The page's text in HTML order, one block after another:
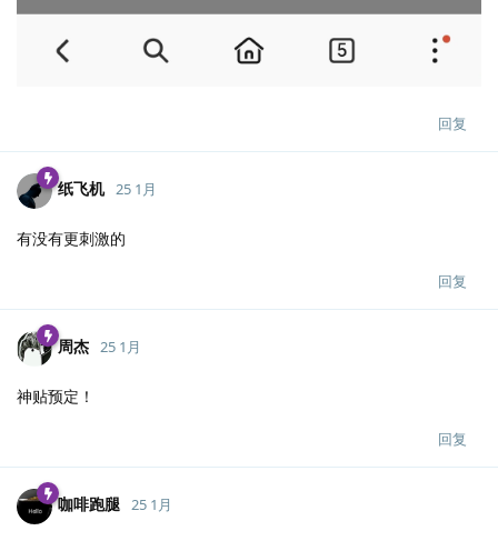
回复
纸飞机 25 1月
有没有更刺激的
回复
周杰 25 1月
神贴预定！
回复
咖啡跑腿 25 1月